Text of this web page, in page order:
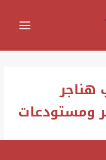
هناجر
ومستودعات